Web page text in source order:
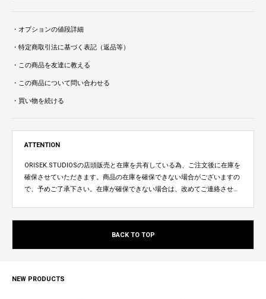
・オプションの値段詳細
・特定商取引法に基づく表記（返品等）
・この商品を友達に教える
・この商品について問い合わせる
・買い物を続ける
ATTENTION
ORISEK.STUDIOSの店頭販売と在庫を共有している為、ご注文後に在庫を
確保させていただきます。商品の在庫を確保できない場合がございますの
で、予めご了承下さい。在庫が確保できない場合は、改めてご連絡させて
BACK TO TOP
NEW PRODUCTS